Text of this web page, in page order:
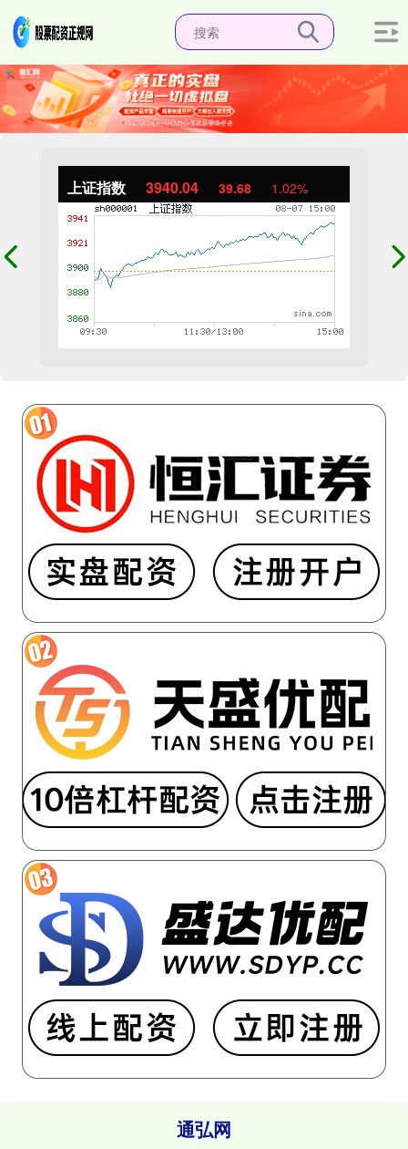
上证指数 3940.04 39.68 1.02%
通弘网